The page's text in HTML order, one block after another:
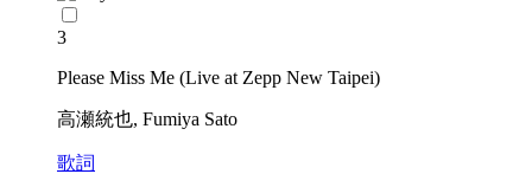
3
Please Miss Me (Live at Zepp New Taipei)
高瀬統也, Fumiya Sato
歌詞